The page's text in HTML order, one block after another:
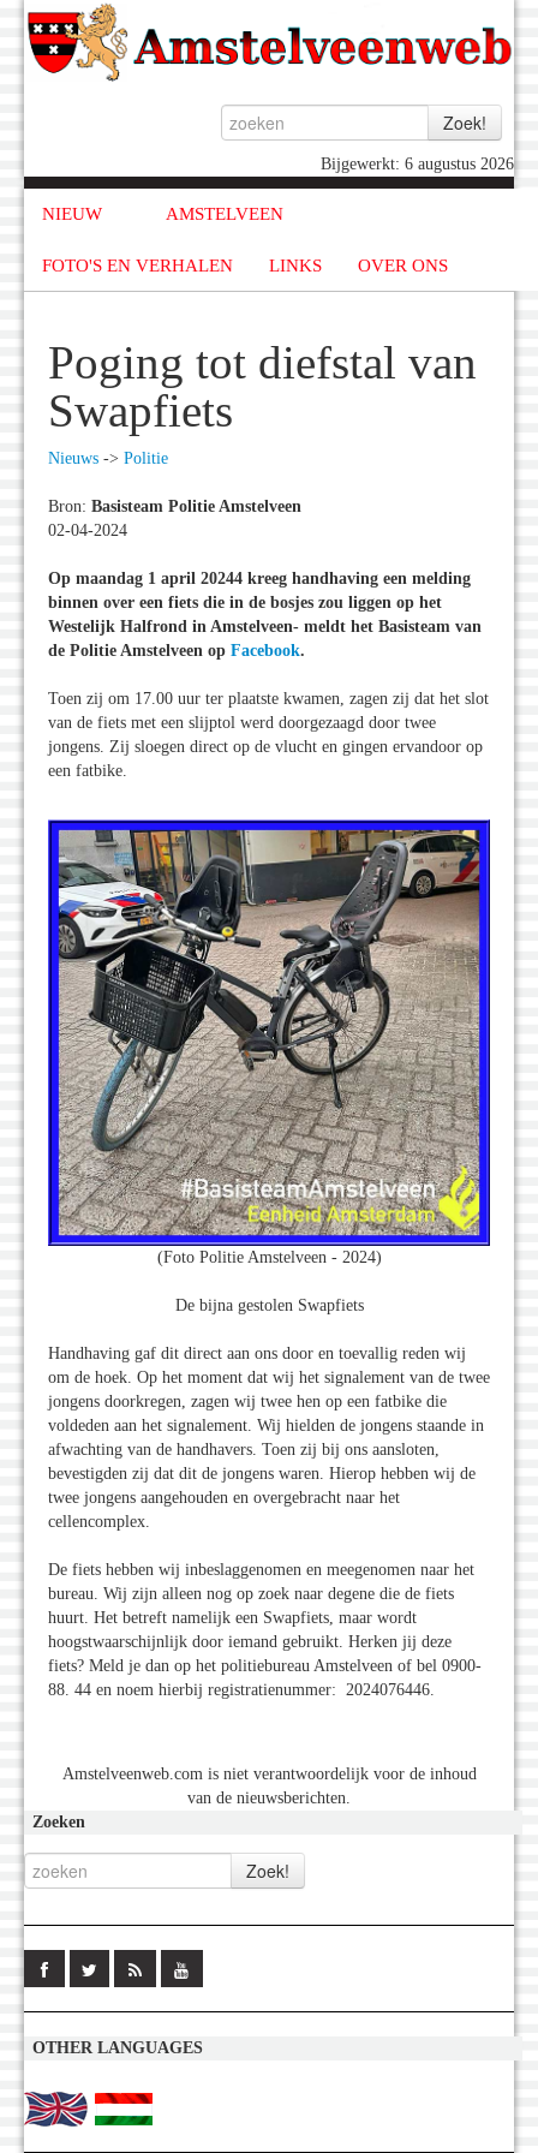
Bijgewerkt: 6 augustus 2026
NIEUW AMSTELVEEN
FOTO'S EN VERHALEN LINKS OVER ONS
Poging tot diefstal van
Swapfiets
Nieuws -> Politie
Bron: Basisteam Politie Amstelveen
02-04-2024
Op maandag 1 april 20244 kreeg handhaving een melding
binnen over een fiets die in de bosjes zou liggen op het
Westelijk Halfrond in Amstelveen- meldt het Basisteam van
de Politie Amstelveen op Facebook.
Toen zij om 17.00 uur ter plaatste kwamen, zagen zij dat het slot
van de fiets met een slijptol werd doorgezaagd door twee
jongens. Zij sloegen direct op de vlucht en gingen ervandoor op
een fatbike.
(Foto Politie Amstelveen - 2024)
De bijna gestolen Swapfiets
Handhaving gaf dit direct aan ons door en toevallig reden wij
om de hoek. Op het moment dat wij het signalement van de twee
jongens doorkregen, zagen wij twee hen op een fatbike die
voldeden aan het signalement. Wij hielden de jongens staande in
afwachting van de handhavers. Toen zij bij ons aansloten,
bevestigden zij dat dit de jongens waren. Hierop hebben wij de
twee jongens aangehouden en overgebracht naar het
cellencomplex.
De fiets hebben wij inbeslaggenomen en meegenomen naar het
bureau. Wij zijn alleen nog op zoek naar degene die de fiets
huurt. Het betreft namelijk een Swapfiets, maar wordt
hoogstwaarschijnlijk door iemand gebruikt. Herken jij deze
fiets? Meld je dan op het politiebureau Amstelveen of bel 0900-
88. 44 en noem hierbij registratienummer: 2024076446.
Amstelveenweb.com is niet verantwoordelijk voor de inhoud
van de nieuwsberichten.
Zoeken
OTHER LANGUAGES